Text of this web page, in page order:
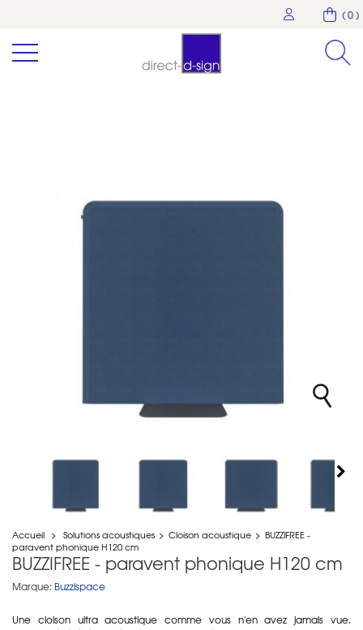
( 0 )
Accueil > Solutions acoustiques > Cloison acoustique > BUZZIFREE -
paravent phonique H120 cm
BUZZIFREE - paravent phonique H120 cm
Marque: Buzzispace
Une cloison ultra acoustique comme vous n'en avez jamais vue.